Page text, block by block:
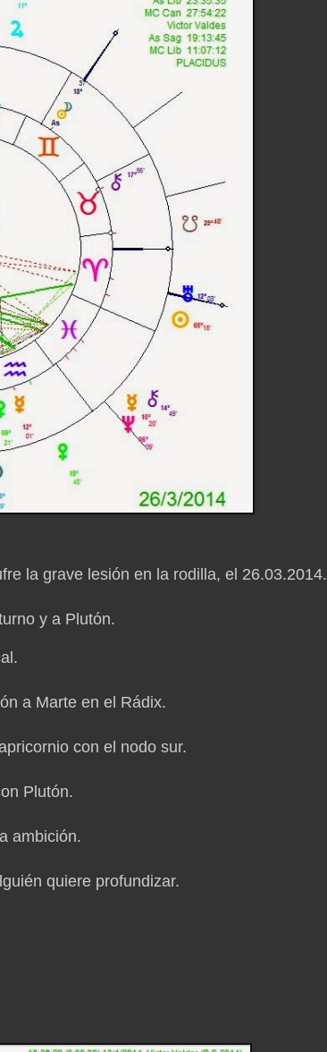
la grave lesión en la rodilla, el 26.03.2014.
y a Plutón.
a Marte en el Rádix.
con el nodo sur.
Plutón.
ambición.
quiere profundizar.